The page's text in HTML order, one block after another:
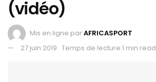
(vidéo)
Mis en ligne parAFRICASPORT
27 juin 2019 Temps de lecture:1 min read